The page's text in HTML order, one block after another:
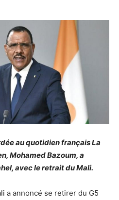
au quotidien français La
Mohamed Bazoum, a
avec le retrait du Mali.
a annoncé se retirer du G5